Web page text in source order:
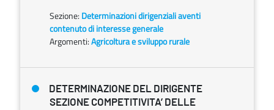
Sezione: Determinazioni dirigenziali aventi
contenuto di interesse generale
Argomenti:Agricoltura e sviluppo rurale
DETERMINAZIONE DEL DIRIGENTE
SEZIONE COMPETITIVITA’ DELLE